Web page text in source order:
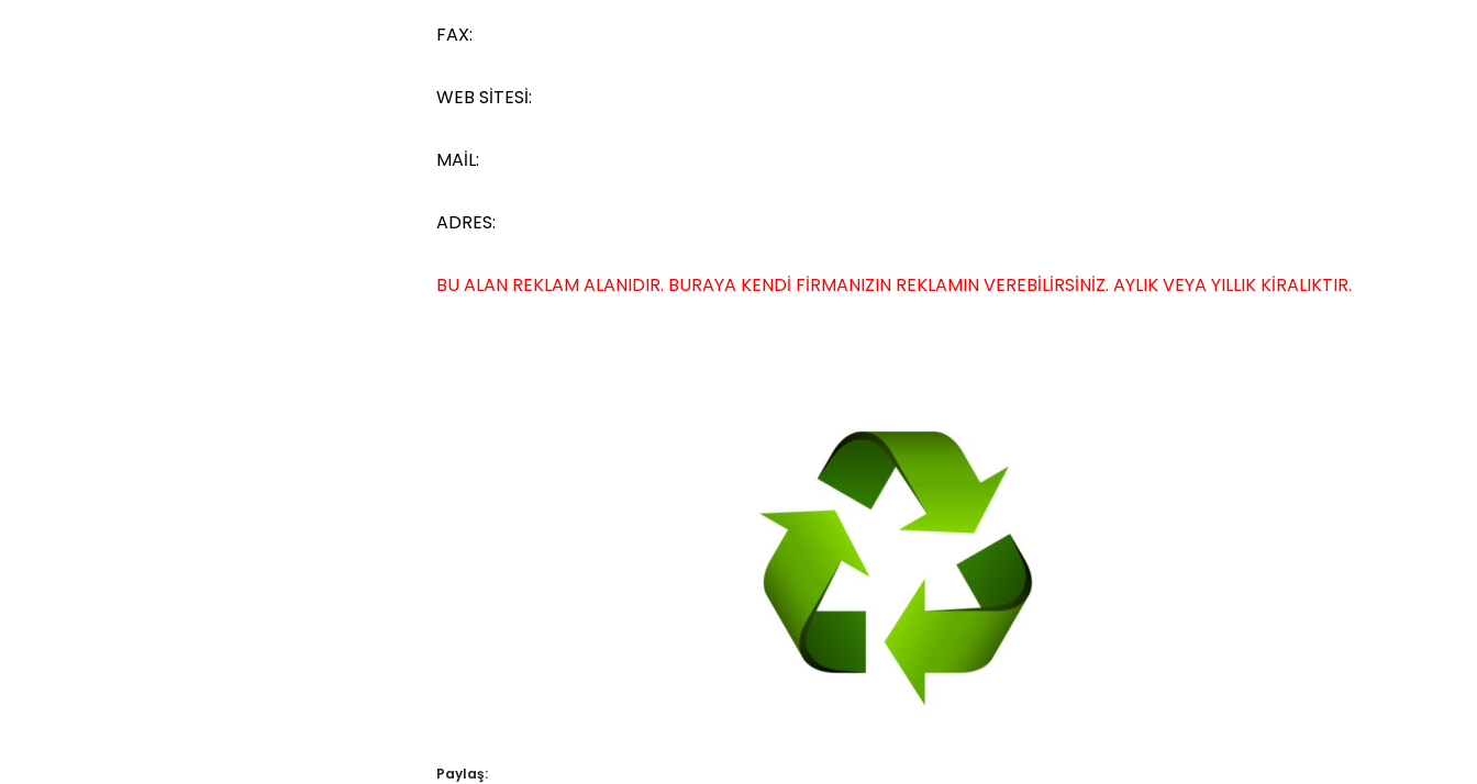
FAX:
WEB SİTESİ:
MAİL:
ADRES:
BU ALAN REKLAM ALANIDIR. BURAYA KENDİ FİRMANIZIN REKLAMIN VEREBİLİRSİNİZ. AYLIK VEYA YILLIK KİRALIKTIR.
Paylaş: